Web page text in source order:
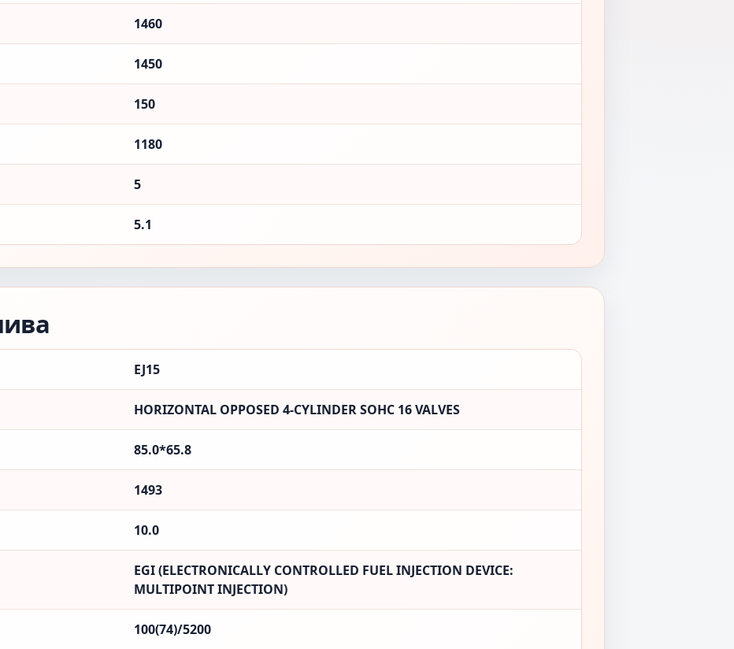
1460
1450
150
1180
5
5.1
EJ15
HORIZONTAL OPPOSED 4-CYLINDER SOHC 16 VALVES
85.0*65.8
1493
10.0
EGI (ELECTRONICALLY CONTROLLED FUEL INJECTION DEVICE:
MULTIPOINT INJECTION)
100(74)/5200